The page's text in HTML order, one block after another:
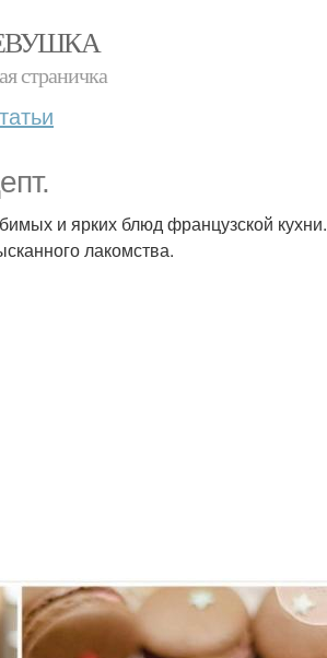
страничка
и ярких блюд французской кухни.
лакомства.